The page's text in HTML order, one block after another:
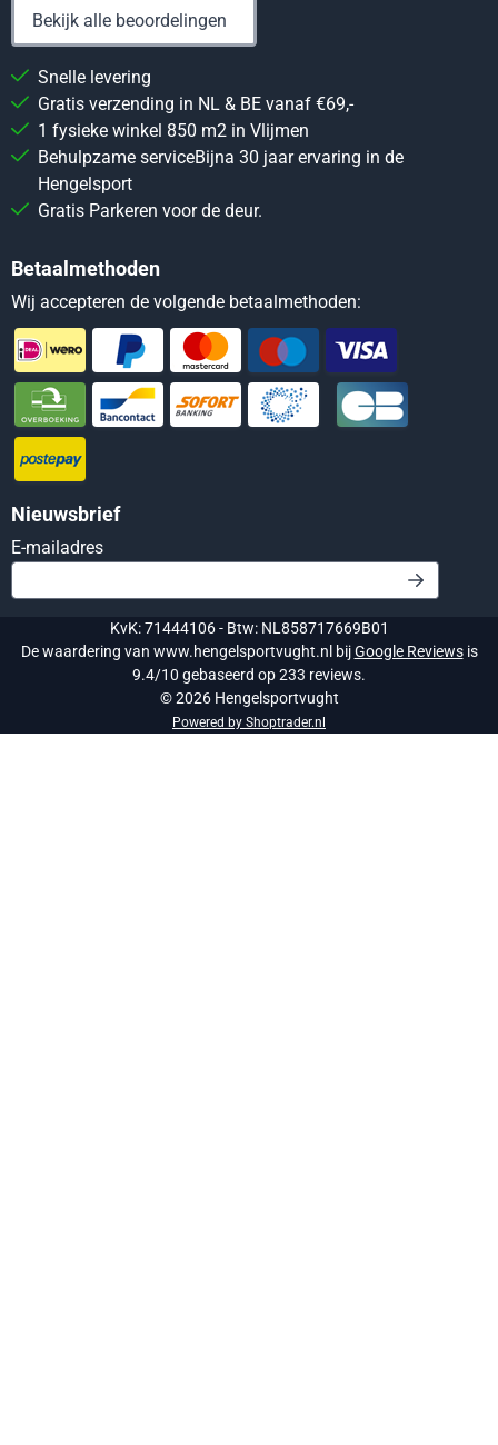
Bekijk alle beoordelingen
Snelle levering
Gratis verzending in NL & BE vanaf €69,-
1 fysieke winkel 850 m2 in Vlijmen
Behulpzame serviceBijna 30 jaar ervaring in de
Hengelsport
Gratis Parkeren voor de deur.
Betaalmethoden
Wij accepteren de volgende betaalmethoden:
Nieuwsbrief
E-mailadresVul je e-mailadres in voor de nieuwsbrief
KvK: 71444106 - Btw: NL858717669B01
De waardering van www.hengelsportvught.nl bijGoogle Reviewsis
9.4/10 gebaseerd op 233 reviews.
©2026Hengelsportvught
Powered by Shoptrader.nl